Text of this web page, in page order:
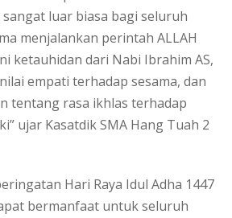
luar biasa bagi seluruh
menjalankan perintah ALLAH
ketauhidan dari Nabi Ibrahim AS,
empati terhadap sesama, dan
tentang rasa ikhlas terhadap
ujar Kasatdik SMA Hang Tuah 2
Hari Raya Idul Adha 1447
bermanfaat untuk seluruh